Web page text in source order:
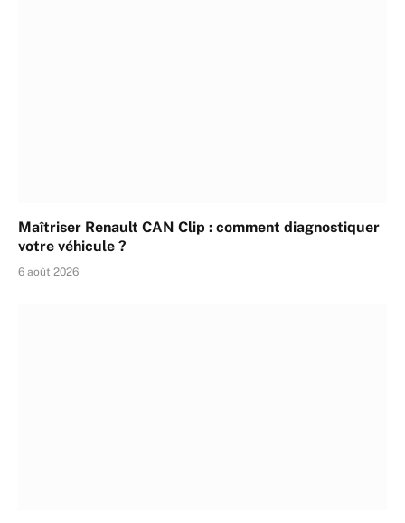
Maîtriser Renault CAN Clip : comment diagnostiquer
votre véhicule ?
6 août 2026